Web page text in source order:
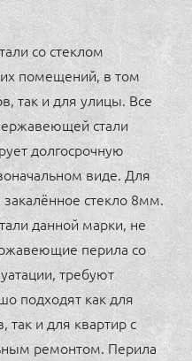
со стеклом
помещений, в том
так и для улицы. Все
стали
долгосрочную
виде. Для
стекло 8мм.
данной марки, не
перила со
требуют
подходят как для
так и для квартир с
ремонтом. Перила